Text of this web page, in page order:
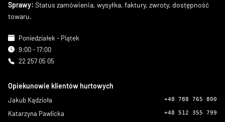
Sprawy: Status zamówienia, wysyłka, faktury, zwroty, dostępność
towaru.
Poniedziałek - Piątek
9:00 - 17:00
22 257 05 05
Opiekunowie klientów hurtowych
Jakub Kądzioła +48 788 765 800
Katarzyna Pawlicka +48 512 355 799